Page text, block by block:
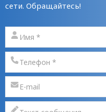
сети. Обращайтесь!